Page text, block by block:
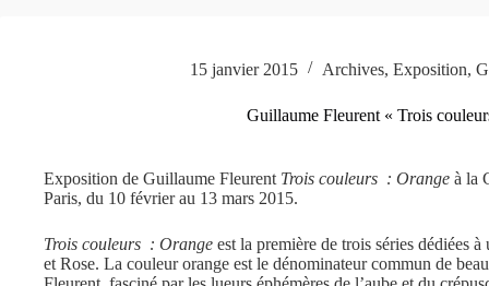
15 janvier 2015 Archives, Exposition,
Guillaume Fleurent « Trois
Exposition de Guillaume Fleurent Trois couleurs : Orange à la
Paris, du 10 février au 13 mars 2015.
Trois couleurs : Orange est la première de trois séries dédiées
et Rose. La couleur orange est le dénominateur commun de